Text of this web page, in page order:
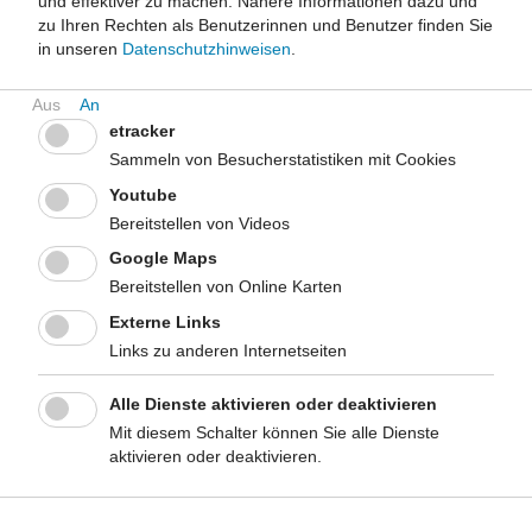
LIGA.Fokus 10
Bewegungsförderung 60+.
eine Einführung.
Düsseldorf: LIGA.NRW 2010, 64 S.
ISBN 978-3-88139-169-6
Gesundheit im Alter - demographische Grundlagen und
präventive Ansätze
Hrsg: Ministerium für Arbeit,
Landes Nordrhein-Westfalen
Düsseldorf, November 2007
Kommunale Gesundheitsberichte zum Thema:
Gesundheitliche Probleme und gesundheitliche Versorgung
älterer Menschen
Kommentierte Zusammenstellung. Oktober 2002
zu Ihren Rechten als Benutzerinnen und Benutzer finden Sie
in unseren Datenschutzhinweisen
etracker
Sammeln von Besucherstatistiken mit Cookies
Youtube
Bereitstellen von Videos
Google Maps
Bereitstellen von Online Karten
Externe Links
Links zu anderen Internetseiten
Alle Dienste aktivieren oder deaktivieren
Mit diesem Schalter können Sie alle Dienste
aktivieren oder deaktivieren.